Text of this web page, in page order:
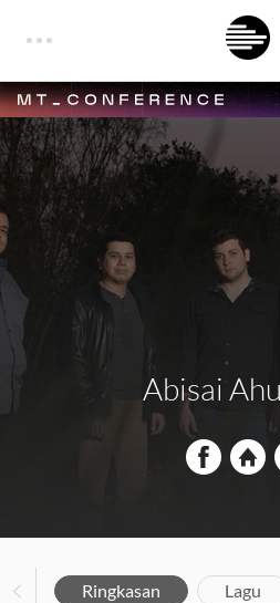
Abisai
Ringkasan Lagu